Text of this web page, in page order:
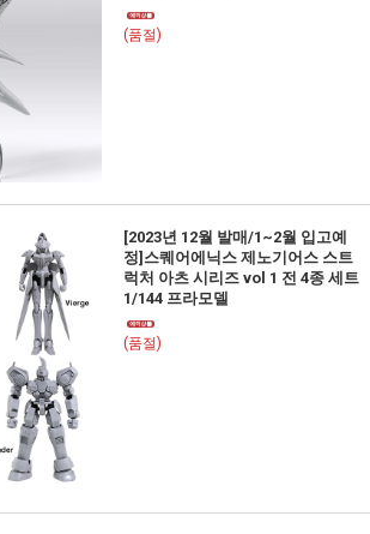
(품절)
[2023년 12월 발매/1~2월 입고예
정]스퀘어에닉스 제노기어스 스트
럭처 아츠 시리즈 vol 1 전 4종 세트
1/144 프라모델
(품절)